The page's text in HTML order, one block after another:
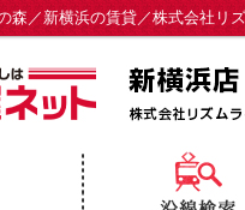
森／新横浜の賃貸／株式会社